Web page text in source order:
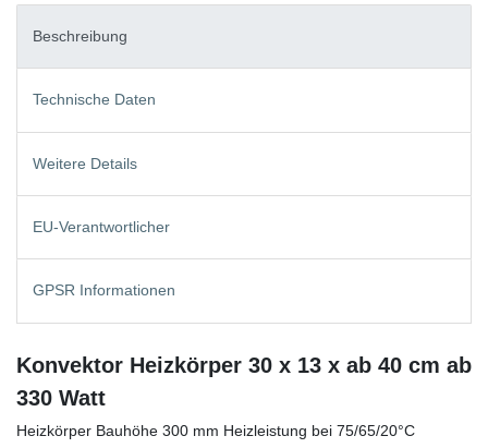
Beschreibung
Technische Daten
Weitere Details
EU-Verantwortlicher
GPSR Informationen
Konvektor Heizkörper 30 x 13 x ab 40 cm ab
330 Watt
Heizkörper Bauhöhe 300 mm Heizleistung bei 75/65/20°C